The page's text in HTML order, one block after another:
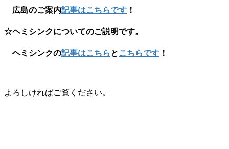
広島のご案内記事はこちらです ！
☆ヘミシンクについてのご説明です。
ヘミシンクの記事はこちら と こちらです ！
よろしければご覧ください。